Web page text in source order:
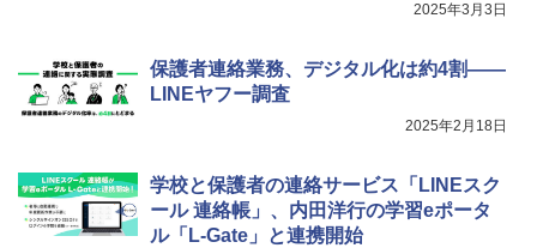
2025年3月3日
保護者連絡業務、デジタル化は約4割――
LINEヤフー調査
2025年2月18日
学校と保護者の連絡サービス「LINEスク
ール 連絡帳」、内田洋行の学習eポータ
ル「L-Gate」と連携開始